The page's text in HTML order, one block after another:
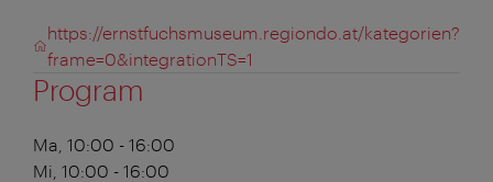
https://ernstfuchsmuseum.regiondo.at/kategorien?
frame=0&integrationTS=1
Program
Ma, 10:00 - 16:00
Mi, 10:00 - 16:00